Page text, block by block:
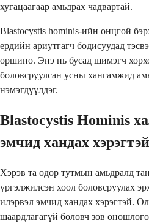
хугацаагаар амьдрах чадвартай.
Blastocystis hominis-ийн онцгой
ердийн ариутгагч бодисуудад
оршино. Энэ нь бусад шимэгч
боловсруулсан усны хангамжид
нэмэгдүүлдэг.
Blastocystis Hominis
эмчид хандах
Хэрэв та өдөр тутмын амьдралд
үргэлжилсэн хоол боловсруулах
илэрвэл эмчид хандах хэрэгтэй.
шаардлагагүй боловч зөв